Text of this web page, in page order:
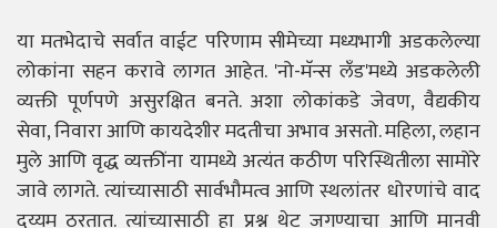
या मतभेदाचे सर्वात वाईट परिणाम सीमेच्या मध्यभागी अडकलेल्या
लोकांना सहन करावे लागत आहेत. 'नो-मॅन्स लँड'मध्ये अडकलेली
व्यक्ती पूर्णपणे असुरक्षित बनते. अशा लोकांकडे जेवण, वैद्यकीय
सेवा, निवारा आणि कायदेशीर मदतीचा अभाव असतो. महिला, लहान
मुले आणि वृद्ध व्यक्तींना यामध्ये अत्यंत कठीण परिस्थितीला सामोरे
जावे लागते. त्यांच्यासाठी सार्वभौमत्व आणि स्थलांतर धोरणांचे वाद
दुय्यम ठरतात. त्यांच्यासाठी हा प्रश्न थेट जगण्याचा आणि मानवी